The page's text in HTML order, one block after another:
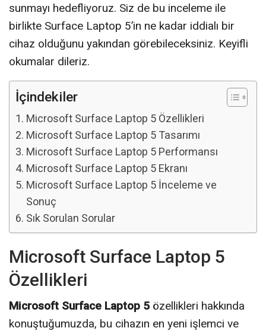
sunmayı hedefliyoruz. Siz de bu inceleme ile
birlikte Surface Laptop 5’in ne kadar iddialı bir
cihaz olduğunu yakından görebileceksiniz. Keyifli
okumalar dileriz.
İçindekiler
Microsoft Surface Laptop 5 Özellikleri
Microsoft Surface Laptop 5 Tasarımı
Microsoft Surface Laptop 5 Performansı
Microsoft Surface Laptop 5 Ekranı
Microsoft Surface Laptop 5 İnceleme ve
Sonuç
Sık Sorulan Sorular
Microsoft Surface Laptop 5
Özellikleri
Microsoft Surface Laptop 5 özellikleri hakkında
konuştuğumuzda, bu cihazın en yeni işlemci ve